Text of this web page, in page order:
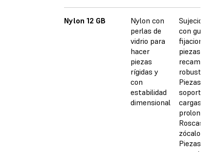
Nylon 12 GB
Nylon con
perlas de
vidrio para
hacer
piezas
rígidas y
con
estabilidad
dimensional
Sujeciones
con guía,
fijaciones y
piezas de
recambio
robustas
Piezas que
soportan
cargas
Roscas y
zócalos
Piezas